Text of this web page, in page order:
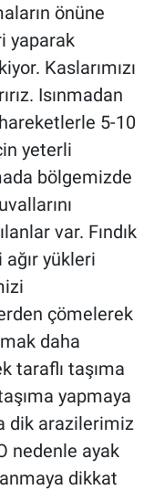
önüne
yaparak
Kaslarımızı
Isınmadan
5-10
yeterli
bölgemizde
var. Fındık
ağır yükleri
çömelerek
daha
taraflı taşıma
yapmaya
dik arazilerimiz
nedenle ayak
dikkat